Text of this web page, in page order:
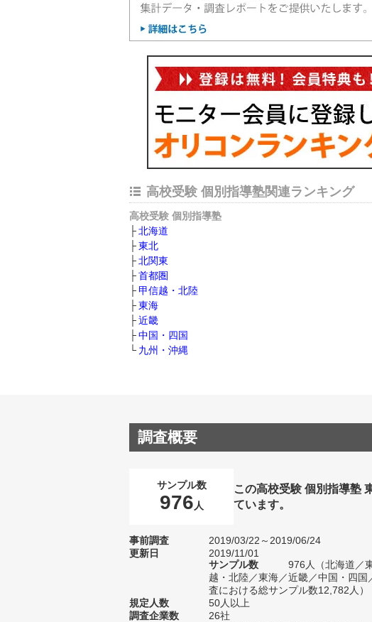
高校受験 個別指導塾関連ランキング
高校受験 個別指導塾
北海道
東北
北関東
首都圏
甲信越・北陸
東海
近畿
中国・四国
九州・沖縄
調査概要
サンプル数
976 人
この高校受験 個別指導塾
ています。
事前調査
2019/03/22～2019/06/24
更新日
2019/11/01
サンプル数
976人（北海道／
越・北陸／東海／近畿／中国・四国
査における総サンプル数12,782人）
規定人数
50人以上
調査企業数
26社